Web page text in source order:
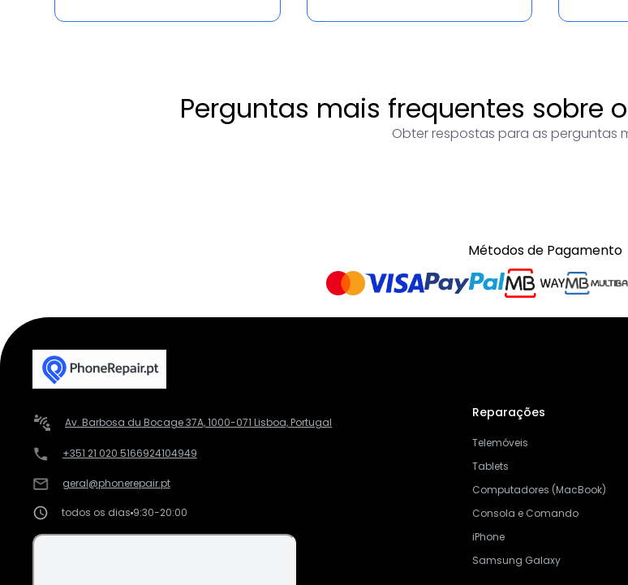
Perguntas mais frequentes sobre
Obter respostas para as perguntas
Métodos de Pagamento
Av. Barbosa du Bocage 37A, 1000-071 Lisboa, Portugal
+351 21 020 5166924104949
geral@phonerepair.pt
todos os dias 9:30-20:00
Reparações
Telemóveis
Tablets
Computadores (MacBook)
Consola e Comando
iPhone
Samsung Galaxy